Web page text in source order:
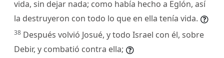
vida, sin dejar nada; como había hecho a Eglón, así
la destruyeron con todo lo que en ella tenía vida.
38 Después volvió Josué, y todo Israel con él, sobre
Debir, y combatió contra ella;